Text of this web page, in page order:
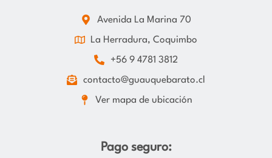
Avenida La Marina 70
La Herradura, Coquimbo
+56 9 4781 3812
contacto@guauquebarato.cl
Ver mapa de ubicación
Pago seguro: